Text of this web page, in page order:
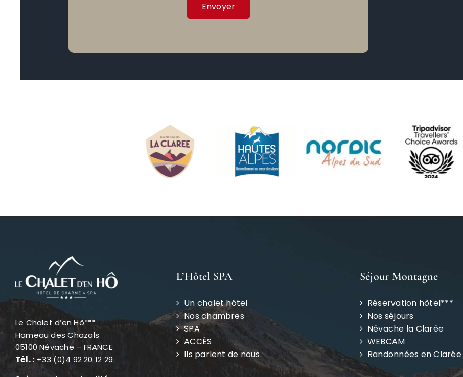
Envoyer
Le Chalet d’en Hô***
Hameau des Chazals
05100 Névache – FRANCE
Tél. : +33 (0)4 92 20 12 29
L’Hôtel SPA
Un chalet hôtel
Nos chambres
SPA
ACCÈS
Ils parlent de nous
Séjour Montagne
Réservation hôtel***
Nos séjours
Névache la Clarée
WEBCAM
Randonnées en Clarée